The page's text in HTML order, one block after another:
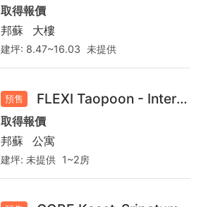
取得報價
邦蘇
大樓
建坪: 8.47~16.03 未提供
預售 FLEXI Taopoon - Interchange
取得報價
邦蘇
公寓
建坪:未提供 1~2房